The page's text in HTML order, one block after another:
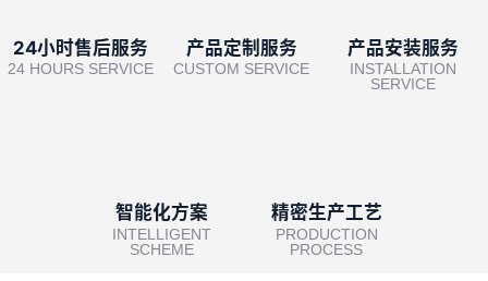
24小时售后服务
24 HOURS SERVICE
产品定制服务
CUSTOM SERVICE
产品安装服务
INSTALLATION
SERVICE
智能化方案
INTELLIGENT
SCHEME
精密生产工艺
PRODUCTION
PROCESS